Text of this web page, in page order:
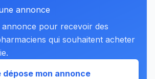
annonce
pour recevoir des
qui souhaitent acheter
dépose mon annonce